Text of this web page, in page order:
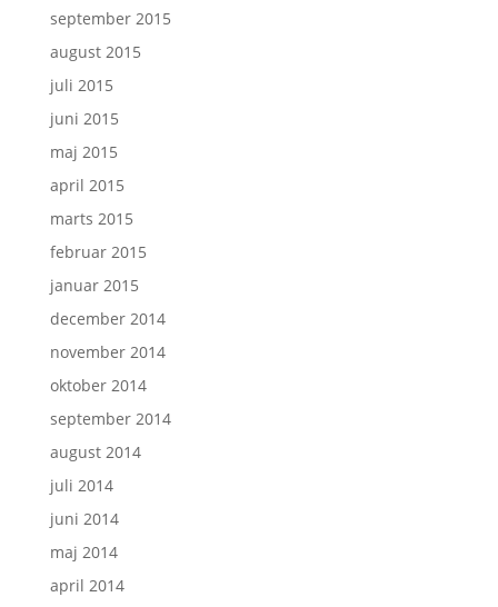
september 2015
august 2015
juli 2015
juni 2015
maj 2015
april 2015
marts 2015
februar 2015
januar 2015
december 2014
november 2014
oktober 2014
september 2014
august 2014
juli 2014
juni 2014
maj 2014
april 2014